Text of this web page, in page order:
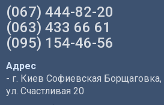
(067) 444-82-20
(063) 433 66 61
(095) 154-46-56
Адрес
- г. Киев Софиевская Борщаговка,
ул. Счастливая 20